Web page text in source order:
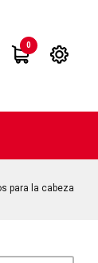
0
para la cabeza